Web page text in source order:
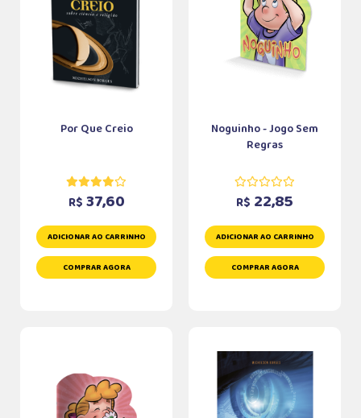
Por Que Creio
R$ 37,60
ADICIONAR AO CARRINHO
COMPRAR AGORA
Noguinho - Jogo Sem
Regras
R$ 22,85
ADICIONAR AO CARRINHO
COMPRAR AGORA